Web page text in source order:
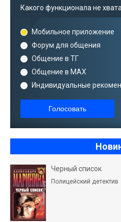
Какого функционала не
Мобильное приложение
Форум для общения
Общение в ТГ
Общение в MAX
Индивидуальные
Голосовать
Черный список
Полицейский детектив